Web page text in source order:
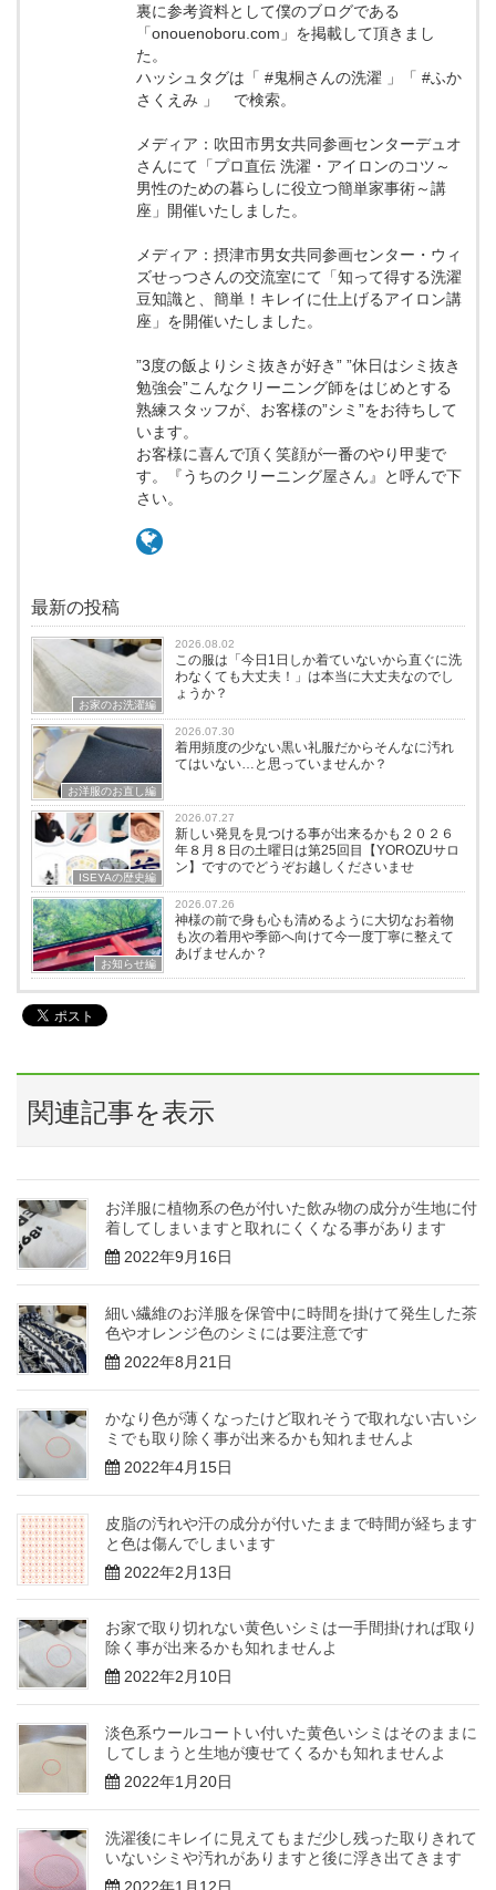
裏に参考資料として僕のブログである
「onouenoboru.com」を掲載して頂きまし
た。
ハッシュタグは「 #鬼桐さんの洗濯 」「 #ふか
さくえみ 」 で検索。
メディア：吹田市男女共同参画センターデュオ
さんにて「プロ直伝 洗濯・アイロンのコツ～
男性のための暮らしに役立つ簡単家事術～講
座」開催いたしました。
メディア：摂津市男女共同参画センター・ウィ
ズせっつさんの交流室にて「知って得する洗濯
豆知識と、簡単！キレイに仕上げるアイロン講
座」を開催いたしました。
”3度の飯よりシミ抜きが好き” ”休日はシミ抜き
勉強会”こんなクリーニング師をはじめとする
熟練スタッフが、お客様の”シミ”をお待ちして
います。
お客様に喜んで頂く笑顔が一番のやり甲斐で
す。『うちのクリーニング屋さん』と呼んで下
さい。
最新の投稿
お家のお洗濯編
2026.08.02
この服は「今日1日しか着ていないから直ぐに洗
わなくても大丈夫！」は本当に大丈夫なのでし
ょうか？
お洋服のお直し編
2026.07.30
着用頻度の少ない黒い礼服だからそんなに汚れ
てはいない…と思っていませんか？
ISEYAの歴史編
2026.07.27
新しい発見を見つける事が出来るかも２０２６
年８月８日の土曜日は第25回目【YOROZUサロ
ン】ですのでどうぞお越しくださいませ
お知らせ編
2026.07.26
神様の前で身も心も清めるように大切なお着物
も次の着用や季節へ向けて今一度丁寧に整えて
あげませんか？
関連記事を表示
お洋服に植物系の色が付いた飲み物の成分が生地に付
着してしまいますと取れにくくなる事があります
2022年9月16日
細い繊維のお洋服を保管中に時間を掛けて発生した茶
色やオレンジ色のシミには要注意です
2022年8月21日
かなり色が薄くなったけど取れそうで取れない古いシ
ミでも取り除く事が出来るかも知れませんよ
2022年4月15日
皮脂の汚れや汗の成分が付いたままで時間が経ちます
と色は傷んでしまいます
2022年2月13日
お家で取り切れない黄色いシミは一手間掛ければ取り
除く事が出来るかも知れませんよ
2022年2月10日
淡色系ウールコートい付いた黄色いシミはそのままに
してしまうと生地が痩せてくるかも知れませんよ
2022年1月20日
洗濯後にキレイに見えてもまだ少し残った取りきれて
いないシミや汚れがありますと後に浮き出てきます